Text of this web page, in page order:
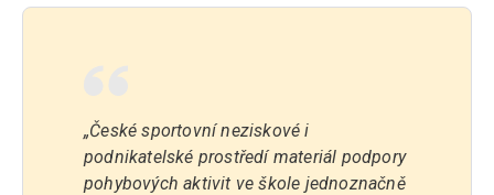
„České sportovní neziskové i
podnikatelské prostředí materiál podpory
pohybových aktivit ve škole jednoznačně